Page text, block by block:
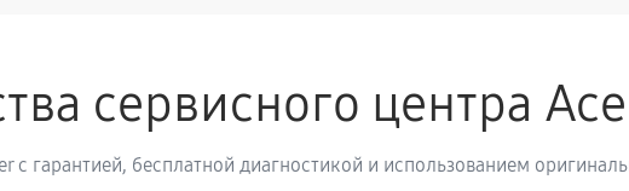
сервисного центра
с гарантией, бесплатной диагностикой и использованием